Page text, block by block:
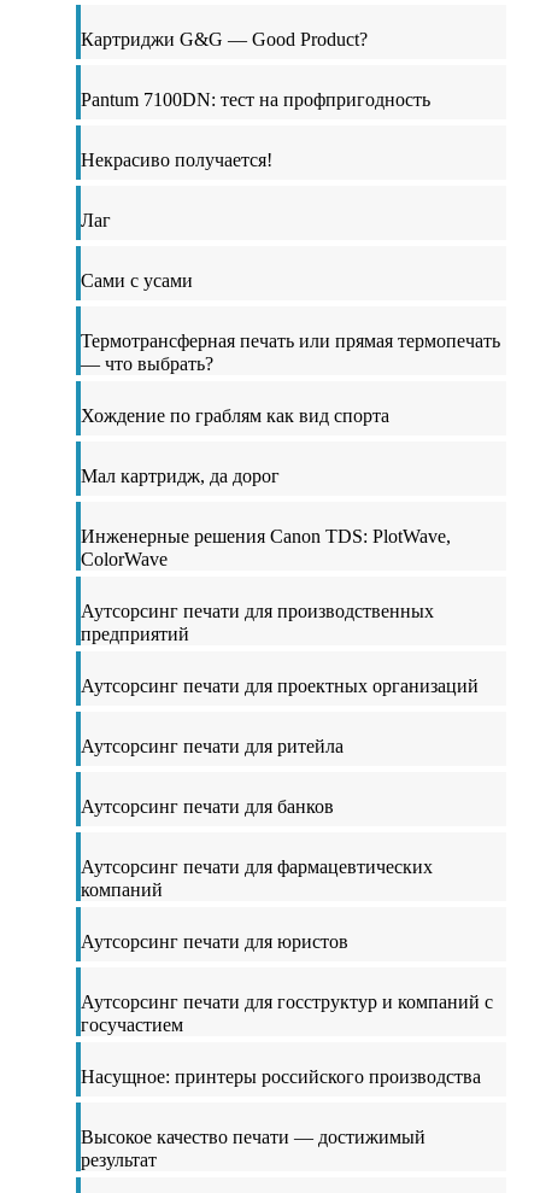
Картриджи G&G — Good Product?
Pantum 7100DN: тест на профпригодность
Некрасиво получается!
Лаг
Сами с усами
Термотрансферная печать или прямая термопечать
— что выбрать?
Хождение по граблям как вид спорта
Мал картридж, да дорог
Инженерные решения Canon TDS: PlotWave,
ColorWave
Аутсорсинг печати для производственных
предприятий
Аутсорсинг печати для проектных организаций
Аутсорсинг печати для ритейла
Аутсорсинг печати для банков
Аутсорсинг печати для фармацевтических
компаний
Аутсорсинг печати для юристов
Аутсорсинг печати для госструктур и компаний с
госучастием
Насущное: принтеры российского производства
Высокое качество печати — достижимый
результат